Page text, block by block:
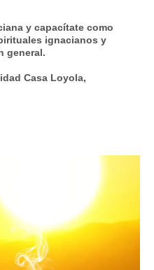
y capacítate como
ignacianos y
general.
Casa Loyola,